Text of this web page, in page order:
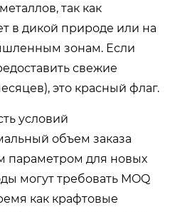
так как
в дикой природе или на
зонам. Если
свежие
это красный флаг.
условий
объем заказа
параметром для новых
могут требовать MOQ
как крафтовые